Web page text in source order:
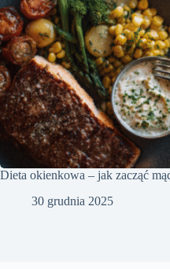
Dieta okienkowa – jak zacząć
30 grudnia 2025